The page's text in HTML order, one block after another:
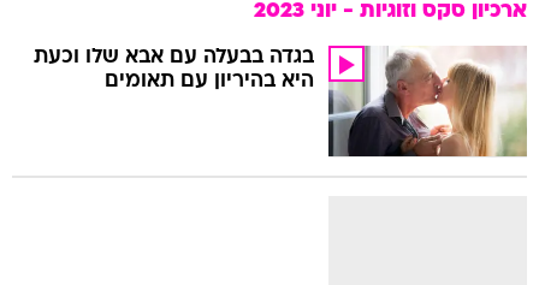
ארכיון סקס וזוגיות - יוני 2023
בגדה בבעלה עם אבא שלו וכעת
היא בהיריון עם תאומים